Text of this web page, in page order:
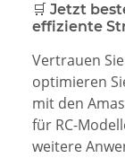
🛒 Jetzt
effiziente
Vertrauen
optimieren
mit den
für RC-
weitere